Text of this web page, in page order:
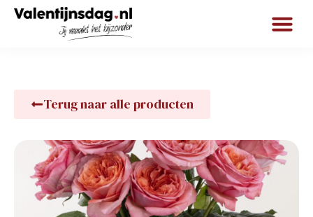
Terug naar alle producten